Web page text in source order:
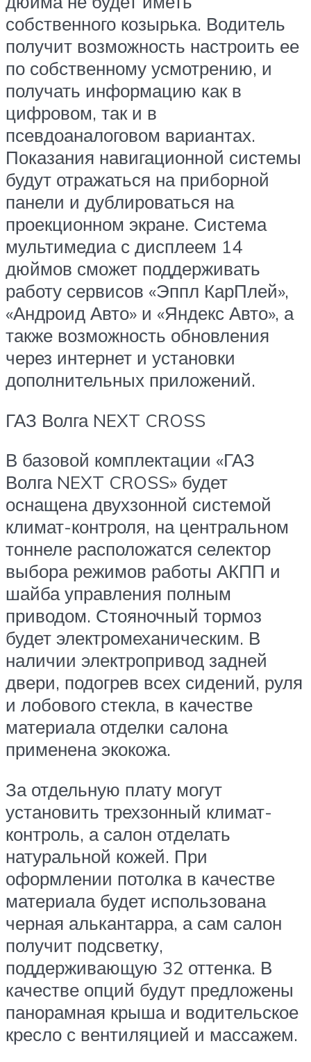
собственного козырька. Водитель
получит возможность настроить ее
по собственному усмотрению, и
получать информацию как в
цифровом, так и в
псевдоаналоговом вариантах.
Показания навигационной системы
будут отражаться на приборной
панели и дублироваться на
проекционном экране. Система
мультимедиа с дисплеем 14
дюймов сможет поддерживать
работу сервисов «Эппл КарПлей»,
«Андроид Авто» и «Яндекс Авто», а
также возможность обновления
через интернет и установки
дополнительных приложений.
ГАЗ Волга NEXT CROSS
В базовой комплектации «ГАЗ
Волга NEXT CROSS» будет
оснащена двухзонной системой
климат-контроля, на центральном
тоннеле расположатся селектор
выбора режимов работы АКПП и
шайба управления полным
приводом. Стояночный тормоз
будет электромеханическим. В
наличии электропривод задней
двери, подогрев всех сидений, руля
и лобового стекла, в качестве
материала отделки салона
применена экокожа.
За отдельную плату могут
установить трехзонный климат-
контроль, а салон отделать
натуральной кожей. При
оформлении потолка в качестве
материала будет использована
черная алькантарра, а сам салон
получит подсветку,
поддерживающую 32 оттенка. В
качестве опций будут предложены
панорамная крыша и водительское
кресло с вентиляцией и массажем.